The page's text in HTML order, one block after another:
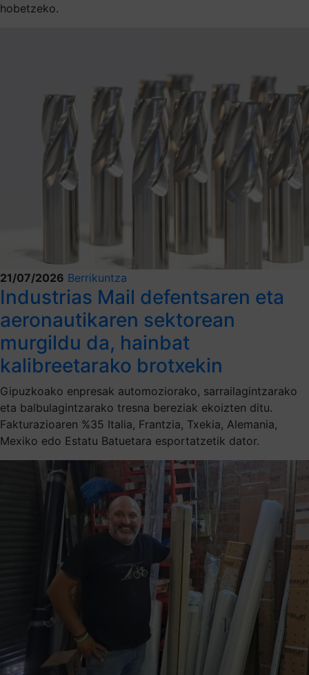
hobetzeko.
21/07/2026 Berrikuntza
Industrias Mail defentsaren eta
aeronautikaren sektorean
murgildu da, hainbat
kalibreetarako brotxekin
Gipuzkoako enpresak automoziorako, sarrailagintzarako
eta balbulagintzarako tresna bereziak ekoizten ditu.
Fakturazioaren %35 Italia, Frantzia, Txekia, Alemania,
Mexiko edo Estatu Batuetara esportatzetik dator.